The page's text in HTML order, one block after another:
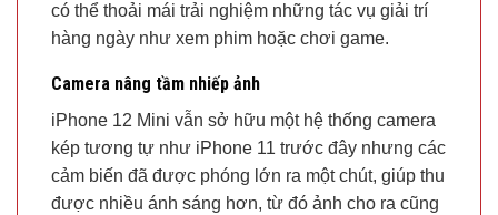
có thể thoải mái trải nghiệm những tác vụ giải trí
hàng ngày như xem phim hoặc chơi game.
Camera nâng tầm nhiếp ảnh
iPhone 12 Mini vẫn sở hữu một hệ thống camera
kép tương tự như iPhone 11 trước đây nhưng các
cảm biến đã được phóng lớn ra một chút, giúp thu
được nhiều ánh sáng hơn, từ đó ảnh cho ra cũng